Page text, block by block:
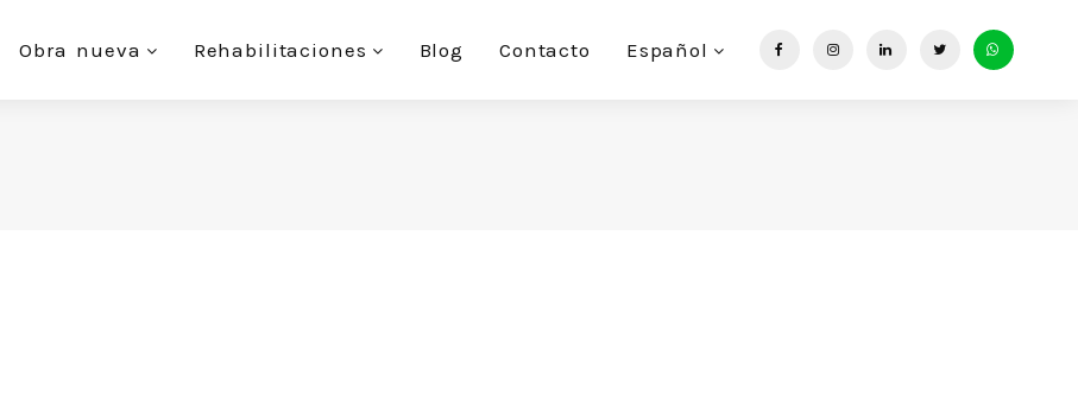
Obra nueva Rehabilitaciones Blog Contacto Español